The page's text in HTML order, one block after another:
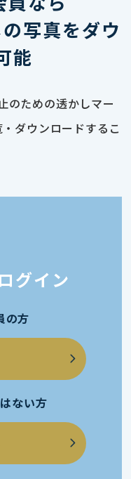
写真をダウ
能
のための透かしマー
ダウンロードするこ
グイン
の方
ない方